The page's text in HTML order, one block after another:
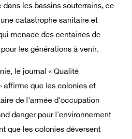
les bassins souterrains, ce
catastrophe sanitaire et
menace des centaines de
les générations à venir.
le journal « Qualité
affirme que les colonies et
de l'armée d'occupation
danger pour l'environnement
que les colonies déversent